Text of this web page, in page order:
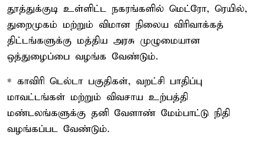
தூத்துக்குடி உள்ளிட்ட நகரங்களில் மெட்ரோ, ரெயில்,
துறைமுகம் மற்றும் விமான நிலைய விரிவாக்கத்
திட்டங்களுக்கு மத்திய அரசு முழுமையான
ஒத்துழைப்பை வழங்க வேண்டும்.
* காவிரி டெல்டா பகுதிகள், வறட்சி பாதிப்பு
மாவட்டங்கள் மற்றும் விவசாய உற்பத்தி
மண்டலங்களுக்கு தனி வேளாண் மேம்பாட்டு நிதி
வழங்கப்பட வேண்டும்.